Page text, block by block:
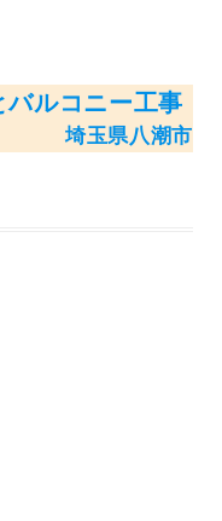
バルコニー工事
埼玉県八潮市